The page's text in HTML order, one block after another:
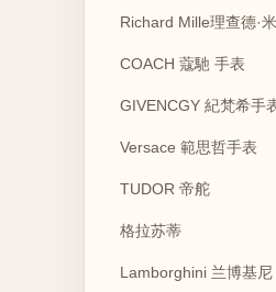
Richard Mille理查德·
COACH 蔻馳 手表
GIVENCGY 紀梵希手
Versace 範思哲手表
TUDOR 帝舵
格拉苏蒂
Lamborghini 兰博基尼